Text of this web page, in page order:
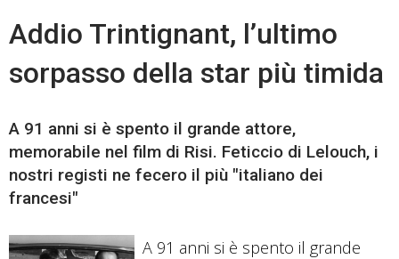
Addio Trintignant, l’ultimo
sorpasso della star più timida
A 91 anni si è spento il grande attore,
memorabile nel film di Risi. Feticcio di Lelouch, i
nostri registi ne fecero il più "italiano dei
francesi"
A 91 anni si è spento il grande